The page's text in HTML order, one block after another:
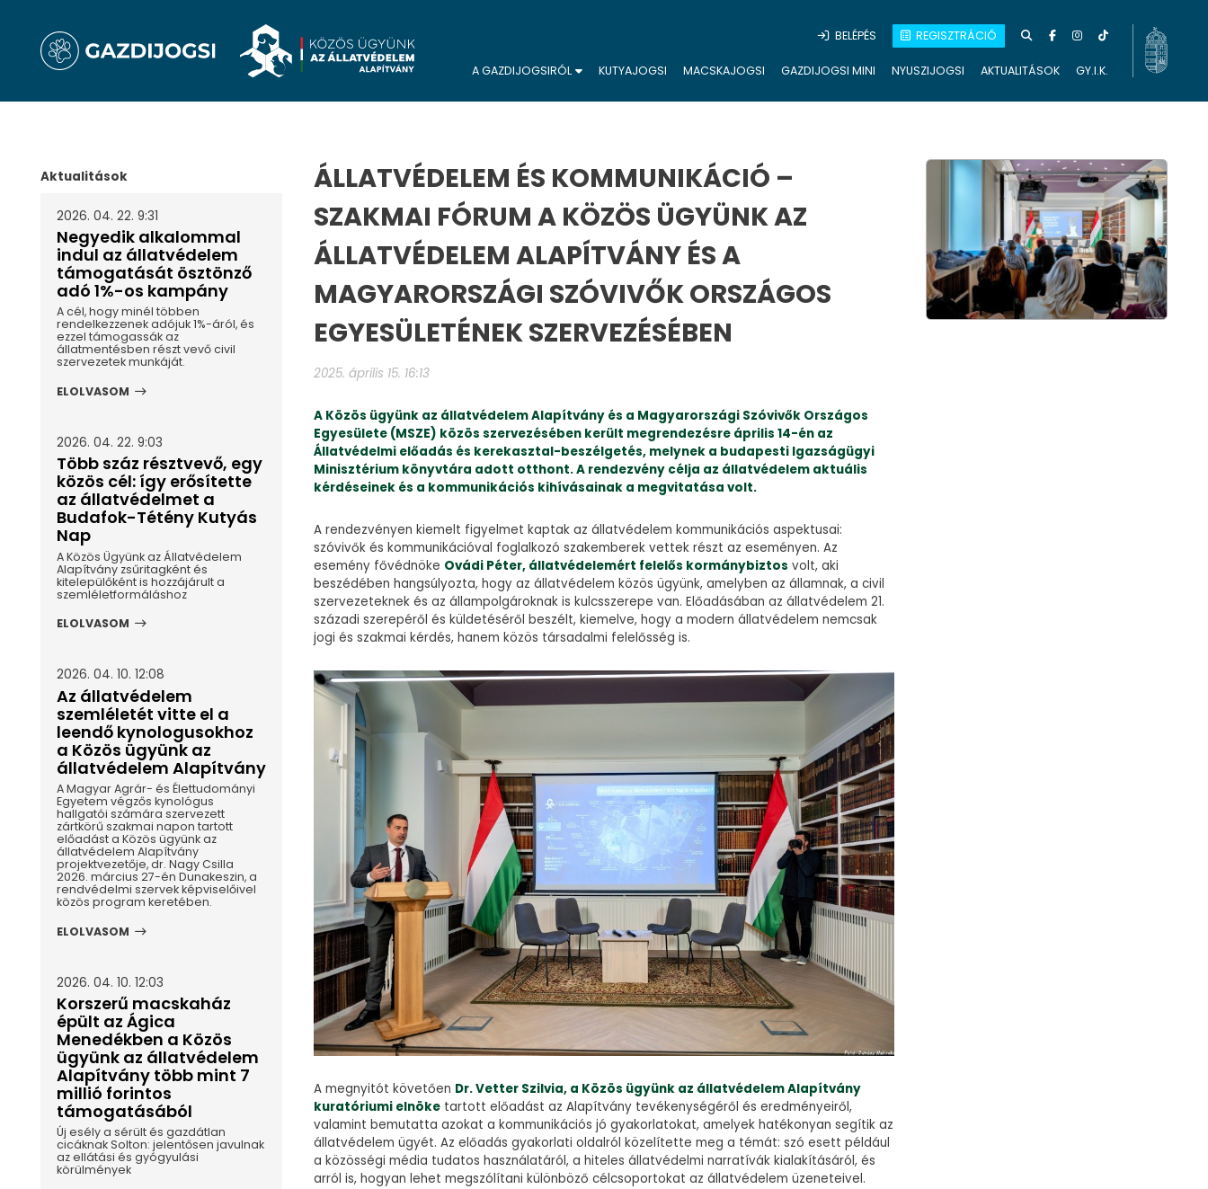
A GAZDIJOGSIRÓL KUTYAJOGSI MACSKAJOGSI GAZDIJOGSI MINI NYUSZIJOGSI AKTUALITÁSOK GY.I.K.
BELÉPÉS REGISZTRÁCIÓ
ÁLLATVÉDELEM ÉS KOMMUNIKÁCIÓ –
SZAKMAI FÓRUM A KÖZÖS ÜGYÜNK AZ
ÁLLATVÉDELEM ALAPÍTVÁNY ÉS A
MAGYARORSZÁGI SZÓVIVŐK ORSZÁGOS
EGYESÜLETÉNEK SZERVEZÉSÉBEN
2025. április 15. 16:13
A Közös ügyünk az állatvédelem Alapítvány és a Magyarországi Szóvivők Országos
Egyesülete (MSZE) közös szervezésében került megrendezésre április 14-én az
Állatvédelmi előadás és kerekasztal-beszélgetés, melynek a budapesti Igazságügyi
Minisztérium könyvtára adott otthont. A rendezvény célja az állatvédelem aktuális
kérdéseinek és a kommunikációs kihívásainak a megvitatása volt.
A rendezvényen kiemelt figyelmet kaptak az állatvédelem kommunikációs aspektusai:
szóvivők és kommunikációval foglalkozó szakemberek vettek részt az eseményen. Az
esemény fővédnöke Ovádi Péter, állatvédelemért felelős kormánybiztos volt, aki
beszédében hangsúlyozta, hogy az állatvédelem közös ügyünk, amelyben az államnak, a civil
szervezeteknek és az állampolgároknak is kulcsszerepe van. Előadásában az állatvédelem 21.
századi szerepéről és küldetéséről beszélt, kiemelve, hogy a modern állatvédelem nemcsak
jogi és szakmai kérdés, hanem közös társadalmi felelősség is.
A megnyitót követően Dr. Vetter Szilvia, a Közös ügyünk az állatvédelem Alapítvány
kuratóriumi elnöke tartott előadást az Alapítvány tevékenységéről és eredményeiről,
valamint bemutatta azokat a kommunikációs jó gyakorlatokat, amelyek hatékonyan segítik az
állatvédelem ügyét. Az előadás gyakorlati oldalról közelítette meg a témát: szó esett például
a közösségi média tudatos használatáról, a hiteles állatvédelmi narratívák kialakításáról, és
arról is, hogyan lehet megszólítani különböző célcsoportokat az állatvédelem üzeneteivel.
Aktualitások
2026. 04. 22. 9:31
Negyedik alkalommal
indul az állatvédelem
támogatását ösztönző
adó 1%-os kampány
A cél, hogy minél többen
rendelkezzenek adójuk 1%-áról, és
ezzel támogassák az
állatmentésben részt vevő civil
szervezetek munkáját.
ELOLVASOM
2026. 04. 22. 9:03
Több száz résztvevő, egy
közös cél: így erősítette
az állatvédelmet a
Budafok-Tétény Kutyás
Nap
A Közös Ügyünk az Állatvédelem
Alapítvány zsűritagként és
kitelepülőként is hozzájárult a
szemléletformáláshoz
ELOLVASOM
2026. 04. 10. 12:08
Az állatvédelem
szemléletét vitte el a
leendő kynologusokhoz
a Közös ügyünk az
állatvédelem Alapítvány
A Magyar Agrár- és Élettudományi
Egyetem végzős kynológus
hallgatói számára szervezett
zártkörű szakmai napon tartott
előadást a Közös ügyünk az
állatvédelem Alapítvány
projektvezetője, dr. Nagy Csilla
2026. március 27-én Dunakeszin, a
rendvédelmi szervek képviselőivel
közös program keretében.
ELOLVASOM
2026. 04. 10. 12:03
Korszerű macskaház
épült az Ágica
Menedékben a Közös
ügyünk az állatvédelem
Alapítvány több mint 7
millió forintos
támogatásából
Új esély a sérült és gazdátlan
cicáknak Solton: jelentősen javulnak
az ellátási és gyógyulási
körülmények